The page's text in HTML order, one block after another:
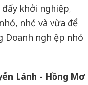
khởi nghiệp,
nhỏ và vừa để
Doanh nghiệp nhỏ
Lánh - Hồng Mơ